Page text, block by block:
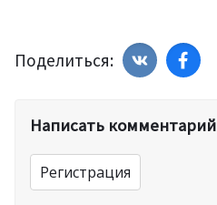
Поделиться:
Написать комментарий
Регистрация